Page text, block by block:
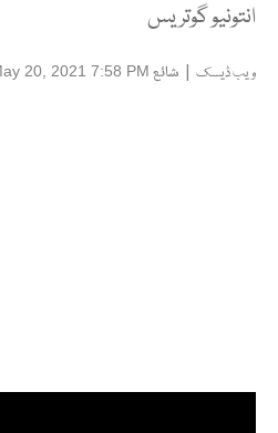
انتونیو گوتریس
ویب ڈیسک | شائع 20, 2021 7:58 PM